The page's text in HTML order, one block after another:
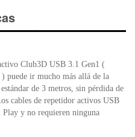
Club3D USB 3.1 Gen1 (
puede ir mucho más allá de la
de 3 metros, sin pérdida de
cables de repetidor activos USB
y no requieren ninguna